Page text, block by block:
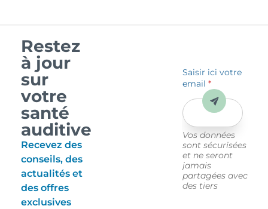
Restez
à jour
sur
votre
santé
auditive
Recevez des
conseils, des
actualités et
des offres
exclusives
Saisir ici votre
email*
Vos données
sont sécurisées
et ne seront
jamais
partagées avec
des tiers
Envoyer